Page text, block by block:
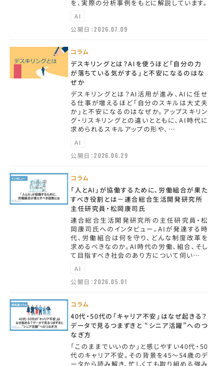
を、実際の分析事例をもとに解説しています。
AI
公開日：2026.07.09
コラム
デスキリングとは？AIを使うほど「自分の力
が落ちている気がする」と不安になるのはな
ぜか
デスキリングとは？AI活用が進み、AIに任せ
る仕事が増えるほど「自分のスキルは大丈夫
か」と不安になるのはなぜか。アップスキリン
グ・リスキリングとの違いとともに、AI時代に
求められるスキルアップの形や、…
AI
公開日：2026.06.29
コラム
「人とAI」が協働するために、労働組合が果た
すべき役割とは－連合総合生活開発研究所
主任研究員・松岡康司氏
連合総合生活開発研究所の主任研究員・松
岡康司氏へのインタビュー。AIが発達する時
代、労働組合は何を守り、どんな制度改革を
求めるべきなのか。AI時代の労働、組合、そし
て目指すべき社会のあり方について伺い…
AI
公開日：2026.05.01
コラム
40代・50代の「キャリア不安」はなぜ起きる？
データで見るつまずきと “シニア活躍”へのつ
なぎ方
「このままでいいのか」と感じやすい40代・50
代のキャリア不安。その背景を45〜54歳のデ
ータから読み解き、忙しくても取り組める強み